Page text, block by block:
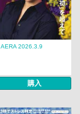
AERA 2026.3.9
購入